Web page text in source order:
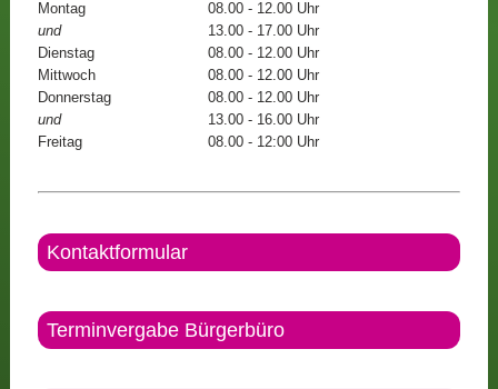
Montag
08.00 - 12.00 Uhr
und
13.00 - 17.00 Uhr
Dienstag
08.00 - 12.00 Uhr
Mittwoch
08.00 - 12.00 Uhr
Donnerstag
08.00 - 12.00 Uhr
und
13.00 - 16.00 Uhr
Freitag
08.00 - 12:00 Uhr
Kontaktformular
Terminvergabe Bürgerbüro